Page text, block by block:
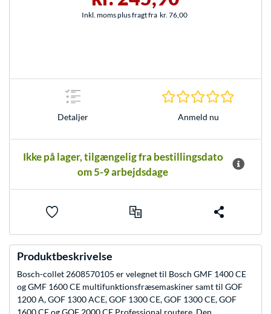
Inkl. moms plus fragt fra kr. 76,00
Detaljer Anmeld nu
Ikke på lager, tilgængelig fra bestillingsdato
om 5-9 arbejdsdage
Produktbeskrivelse
Bosch-collet 2608570105 er velegnet til Bosch GMF 1400 CE
og GMF 1600 CE multifunktionsfræsemaskiner samt til GOF
1200 A, GOF 1300 ACE, GOF 1300 CE, GOF 1300 CE, GOF
1600 CE og GOF 2000 CE Professional routere. Den